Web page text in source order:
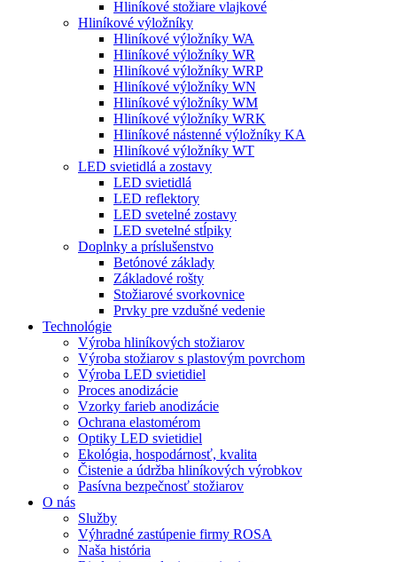
Hliníkové stožiare vlajkové
Hliníkové výložníky
Hliníkové výložníky WA
Hliníkové výložníky WR
Hliníkové výložníky WRP
Hliníkové výložníky WN
Hliníkové výložníky WM
Hliníkové výložníky WRK
Hliníkové nástenné výložníky KA
Hliníkové výložníky WT
LED svietidlá a zostavy
LED svietidlá
LED reflektory
LED svetelné zostavy
LED svetelné stĺpiky
Doplnky a príslušenstvo
Betónové základy
Základové rošty
Stožiarové svorkovnice
Prvky pre vzdušné vedenie
Technológie
Výroba hliníkových stožiarov
Výroba stožiarov s plastovým povrchom
Výroba LED svietidiel
Proces anodizácie
Vzorky farieb anodizácie
Ochrana elastomérom
Optiky LED svietidiel
Ekológia, hospodárnosť, kvalita
Čistenie a údržba hliníkových výrobkov
Pasívna bezpečnosť stožiarov
O nás
Služby
Výhradné zastúpenie firmy ROSA
Naša história